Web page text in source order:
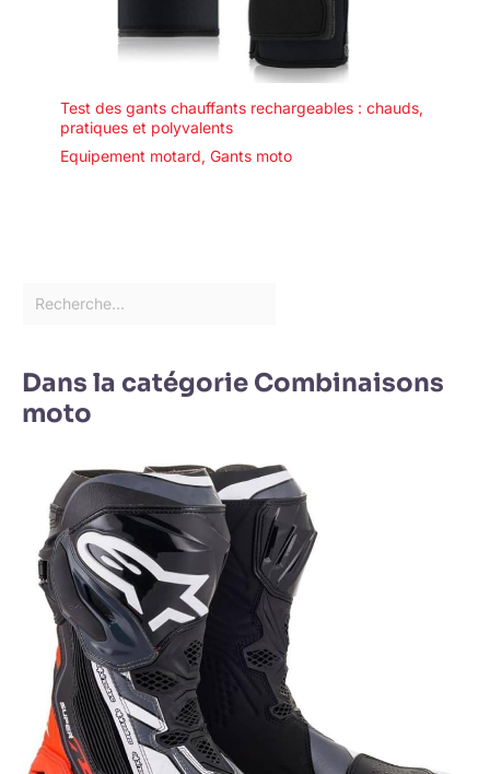
Test des gants chauffants rechargeables : chauds,
pratiques et polyvalents
Equipement motard, Gants moto
Dans la catégorie Combinaisons
moto